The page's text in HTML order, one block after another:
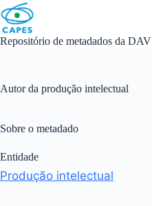
Skip
to
content
Repositório de metadados da DAV
Autor da produção intelectual
Sobre o metadado
Entidade
Produção intelectual